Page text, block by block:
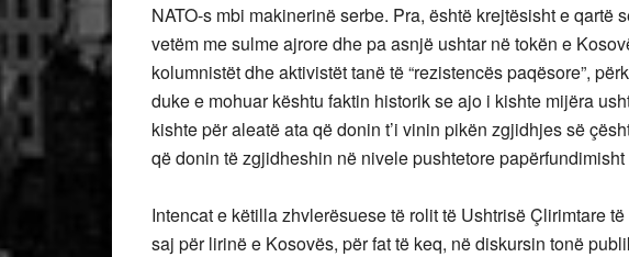
NATO-s mbi makinerinë serbe. Pra, është krejtësisht e qartë
vetëm me sulme ajrore dhe pa asnjë ushtar në tokën e
kolumnistët dhe aktivistët tanë të “rezistencës paqësore”,
duke e mohuar kështu faktin historik se ajo i kishte mijëra
kishte për aleatë ata që donin t’i vinin pikën zgjidhjes së
që donin të zgjidheshin në nivele pushtetore
Intencat e këtilla zhvlerësuese të rolit të Ushtrisë Çlirimtare
saj për lirinë e Kosovës, për fat të keq, në diskursin tonë